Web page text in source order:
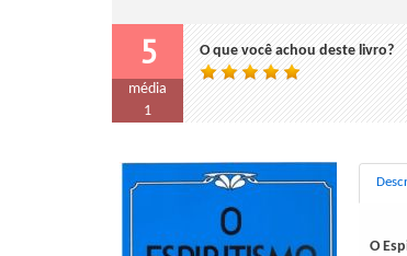
5
média
1
O que você achou deste livro?
O